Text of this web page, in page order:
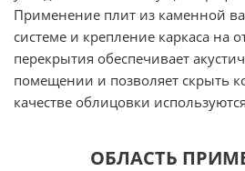
Применение плит из каменной
системе и крепление каркаса на
перекрытия обеспечивает
помещении и позволяет скрыть
качестве облицовки
ОБЛАСТЬ